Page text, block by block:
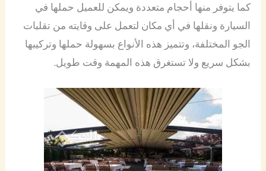
كما يتوفر منها أحجام متعددة ويمكن للعميل حملها في
السيارة ونقلها في أي مكان لتعمل على وقايته من تقلبات
الجو المختلفة، وتتميز هذه الأنواع بسهولة حملها وتركيبها
بشكل سريع ولا تستغرق هذه المهمة وقت طويل.